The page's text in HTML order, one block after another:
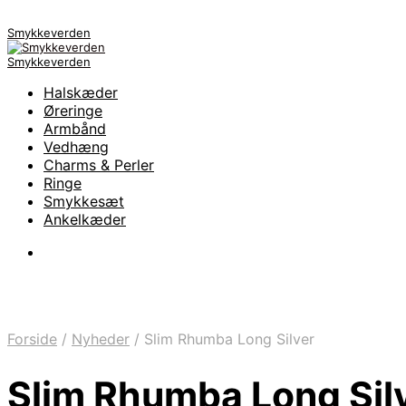
Smykkeverden
Smykkeverden
Halskæder
Øreringe
Armbånd
Vedhæng
Charms & Perler
Ringe
Smykkesæt
Ankelkæder
Forside / Nyheder / Slim Rhumba Long Silver
Slim Rhumba Long